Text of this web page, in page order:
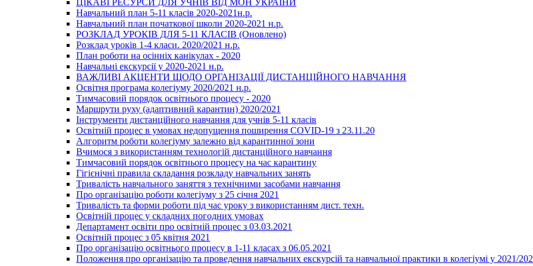
ЦІКАВІ РЕСУРСИ ДЛЯ УЧНІВ ВІД МОН УКРАЇНИ
Навчальний план 5-11 класів 2020-2021н.р.
Навчальний план початкової школи 2020-2021 н.р.
РОЗКЛАД УРОКІВ ДЛЯ 5-11 КЛАСІВ (Оновлено)
Розклад уроків 1-4 класи. 2020/2021 н.р.
План роботи на осінніх канікулах - 2020
Навчальні екскурсії у 2020-2021 н.р.
ВАЖЛИВІ АКЦЕНТИ ЩОДО ОРГАНІЗАЦІЇ ДИСТАНЦІЙНОГО НАВЧАННЯ
Освітня програма колегіуму 2020/2021 н.р.
Тимчасовий порядок освітнього процесу - 2020
Маршрути руху (адаптивний карантин) 2020/2021
Інструменти дистанційного навчання для учнів 5-11 класів
Освітній процес в умовах недопущення поширення COVID-19 з 23.11.20
Алгоритм роботи колегіуму залежно від карантинної зони
Вчимося з використанням технологій дистанційного навчання
Тимчасовий порядок освітнього процесу на час карантину
Гігієнічні правила складання розкладу навчальних занять
Тривалість навчального заняття з технічними засобами навчання
Про організацію роботи колегіуму з 25 січня 2021
Тривалість та форми роботи під час уроку з використанням дист. техн.
Освітній процес у складних погодних умовах
Департамент освіти про освітній процес з 03.03.2021
Освітній процес з 05 квітня 2021
Про організацію освітнього процесу в 1-11 класах з 06.05.2021
Положення про організацію та проведення навчальних екскурсій та навчальної практики в колегіумі у 2021/